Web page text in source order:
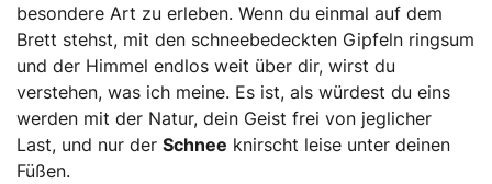
besondere Art zu erleben. Wenn du einmal auf dem
Brett stehst, mit den schneebedeckten Gipfeln ringsum
und der Himmel endlos weit über dir, wirst du
verstehen, was ich meine. Es ist, als würdest du eins
werden mit der Natur, dein Geist frei von jeglicher
Last, und nur der Schnee knirscht leise unter deinen
Füßen.